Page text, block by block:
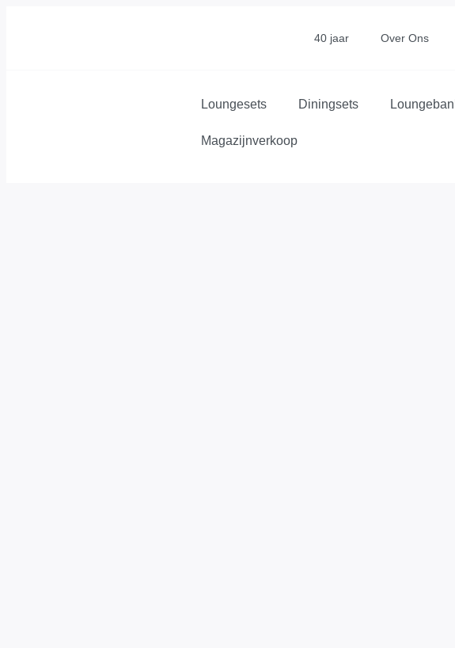
40 jaar Over Ons
Loungesets Diningsets
Magazijnverkoop